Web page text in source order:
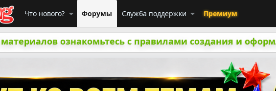
Что нового? Форумы Служба поддержки Премиум
ознакомьтесь с правилами создания и